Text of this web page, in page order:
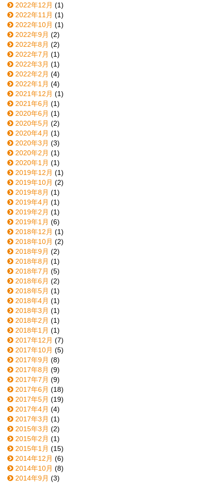
2022年12月 (1)
2022年11月 (1)
2022年10月 (1)
2022年9月 (2)
2022年8月 (2)
2022年7月 (1)
2022年3月 (1)
2022年2月 (4)
2022年1月 (4)
2021年12月 (1)
2021年6月 (1)
2020年6月 (1)
2020年5月 (2)
2020年4月 (1)
2020年3月 (3)
2020年2月 (1)
2020年1月 (1)
2019年12月 (1)
2019年10月 (2)
2019年8月 (1)
2019年4月 (1)
2019年2月 (1)
2019年1月 (6)
2018年12月 (1)
2018年10月 (2)
2018年9月 (2)
2018年8月 (1)
2018年7月 (5)
2018年6月 (2)
2018年5月 (1)
2018年4月 (1)
2018年3月 (1)
2018年2月 (1)
2018年1月 (1)
2017年12月 (7)
2017年10月 (5)
2017年9月 (8)
2017年8月 (9)
2017年7月 (9)
2017年6月 (18)
2017年5月 (19)
2017年4月 (4)
2017年3月 (1)
2015年3月 (2)
2015年2月 (1)
2015年1月 (15)
2014年12月 (6)
2014年10月 (8)
2014年9月 (3)